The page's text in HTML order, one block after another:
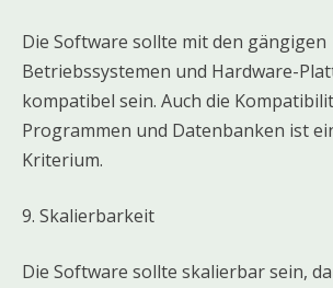
Die Software sollte mit den gängigen
Betriebssystemen und Hardware-
kompatibel sein. Auch die
Programmen und Datenbanken ist
Kriterium.
9. Skalierbarkeit
Die Software sollte skalierbar sein,